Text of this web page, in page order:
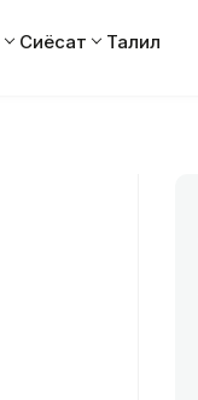
Сиёсат Таҳлил